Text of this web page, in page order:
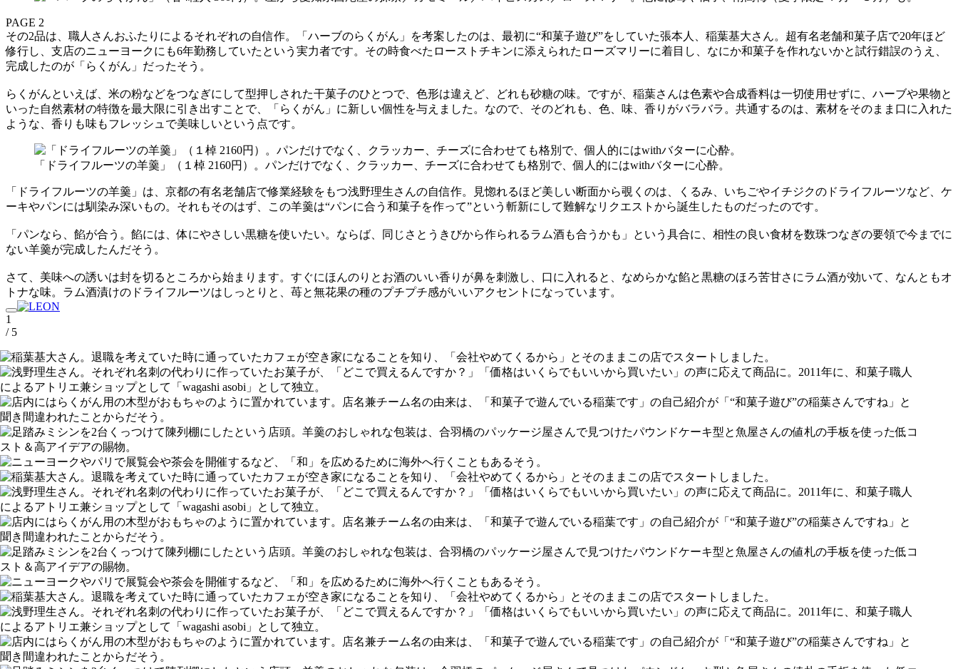
PAGE 2
その2品は、職人さんおふたりによるそれぞれの自信作。「ハーブのらくがん」を考案したのは、最初に“和菓子遊び”をしていた張本人、稲葉基大さん。超有名老舗和菓子店で20年ほど
修行し、支店のニューヨークにも6年勤務していたという実力者です。その時食べたローストチキンに添えられたローズマリーに着目し、なにか和菓子を作れないかと試行錯誤のうえ、
完成したのが「らくがん」だったそう。
らくがんといえば、米の粉などをつなぎにして型押しされた干菓子のひとつで、色形は違えど、どれも砂糖の味。ですが、稲葉さんは色素や合成香料は一切使用せずに、ハーブや果物と
いった自然素材の特徴を最大限に引き出すことで、「らくがん」に新しい個性を与えました。なので、そのどれも、色、味、香りがバラバラ。共通するのは、素材をそのまま口に入れた
ような、香りも味もフレッシュで美味しいという点です。
「ドライフルーツの羊羹」（１棹 2160円）。パンだけでなく、クラッカー、チーズに合わせても格別で、個人的にはwithバターに心酔。
「ドライフルーツの羊羹」は、京都の有名老舗店で修業経験をもつ浅野理生さんの自信作。見惚れるほど美しい断面から覗くのは、くるみ、いちごやイチジクのドライフルーツなど、ケ
ーキやパンには馴染み深いもの。それもそのはず、この羊羹は“パンに合う和菓子を作って”という斬新にして難解なリクエストから誕生したものだったのです。
「パンなら、餡が合う。餡には、体にやさしい黒糖を使いたい。ならば、同じさとうきびから作られるラム酒も合うかも」という具合に、相性の良い食材を数珠つなぎの要領で今までに
ない羊羹が完成したんだそう。
さて、美味への誘いは封を切るところから始まります。すぐにほんのりとお酒のいい香りが鼻を刺激し、口に入れると、なめらかな餡と黒糖のほろ苦甘さにラム酒が効いて、なんともオ
トナな味。ラム酒漬けのドライフルーツはしっとりと、苺と無花果の種のプチプチ感がいいアクセントになっています。
1
/ 5